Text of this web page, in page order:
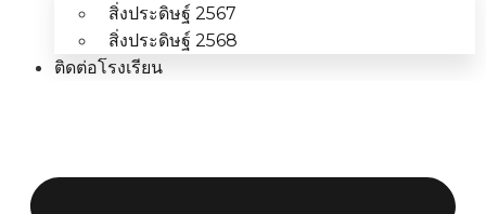
สิ่งประดิษฐ์ 2567
สิ่งประดิษฐ์ 2568
ติดต่อโรงเรียน